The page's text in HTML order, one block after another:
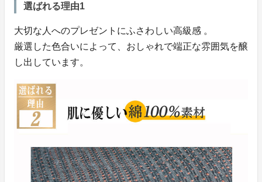
選ばれる理由1
大切な人へのプレゼントにふさわしい高級感 。
厳選した色合いによって、おしゃれで端正な雰囲気を醸
し出しています。